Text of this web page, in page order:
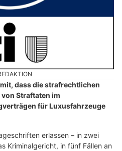
dass die strafrechtlichen
Straftaten im
für Luxusfahrzeuge
erlassen – in zwei
Kriminalgericht, in fünf Fällen an